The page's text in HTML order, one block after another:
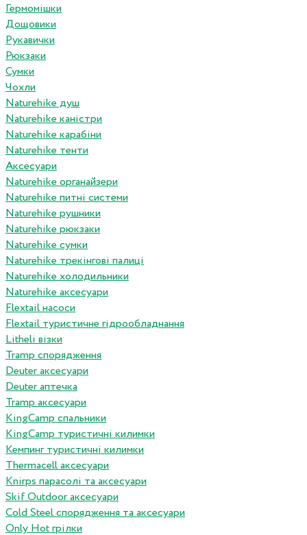
Гермомішки
Дощовики
Рукавички
Рюкзаки
Сумки
Чохли
Naturehike душ
Naturehike каністри
Naturehike карабіни
Naturehike тенти
Аксесуари
Naturehike органайзери
Naturehike питні системи
Naturehike рушники
Naturehike рюкзаки
Naturehike сумки
Naturehike трекінгові палиці
Naturehike холодильники
Naturehike аксесуари
Flextail насоси
Flextail туристичне гідрообладнання
Litheli візки
Tramp спорядження
Deuter аксесуари
Deuter аптечка
Tramp аксесуари
KingCamp спальники
KingCamp туристичні килимки
Кемпинг туристичні килимки
Thermacell аксесуари
Knirps парасолі та аксесуари
Skif Outdoor аксесуари
Cold Steel спорядження та аксесуари
Only Hot грілки